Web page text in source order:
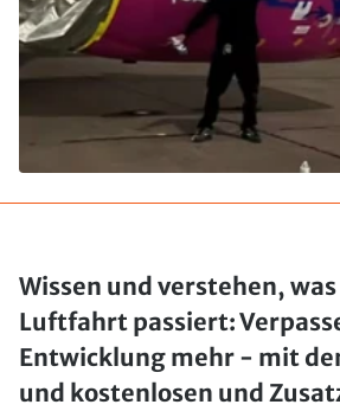
Wissen und verstehen,
Luftfahrt passiert:
Entwicklung mehr - mit
und kostenlosen und